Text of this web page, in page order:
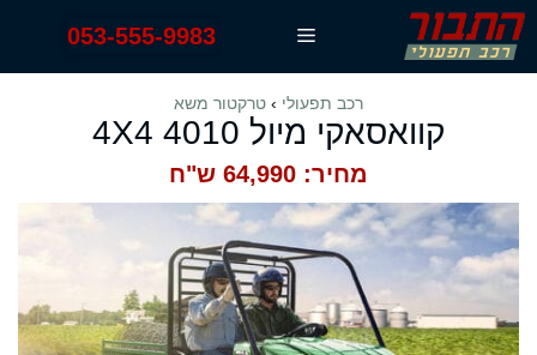
לדלג
לתוכן
תפריט 053-555-9983
רכב תפעולי › טרקטור משא
קוואסאקי מיול 4010 4X4
מחיר: 64,990 ש"ח